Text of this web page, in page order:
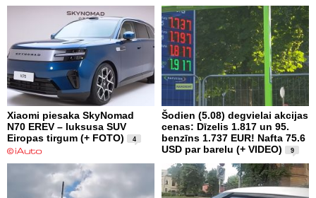
Xiaomi piesaka SkyNomad
N70 EREV – luksusa SUV
Eiropas tirgum (+ FOTO)
4
Šodien (5.08) degvielai akcijas
cenas: Dīzelis 1.817 un 95.
benzīns 1.737 EUR! Nafta 75.6
USD par barelu (+ VIDEO)
9